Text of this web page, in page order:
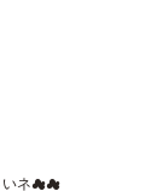
いネ☁☁